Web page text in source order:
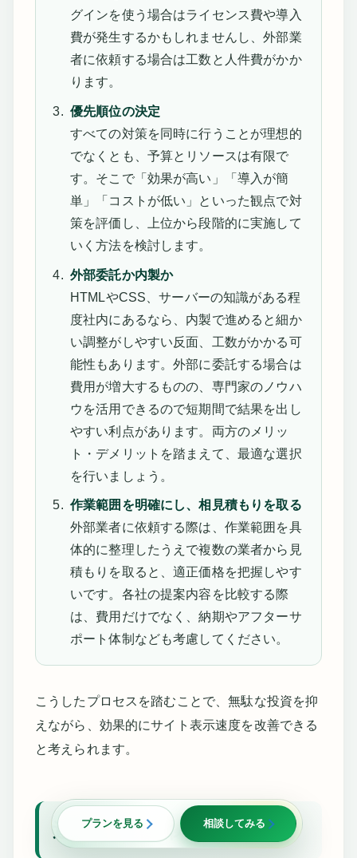
グインを使う場合はライセンス費や導入
費が発生するかもしれませんし、外部業
者に依頼する場合は工数と人件費がかか
ります。
優先順位の決定
すべての対策を同時に行うことが理想的
でなくとも、予算とリソースは有限で
す。そこで「効果が高い」「導入が簡
単」「コストが低い」といった観点で対
策を評価し、上位から段階的に実施して
いく方法を検討します。
外部委託か内製か
HTMLやCSS、サーバーの知識がある程
度社内にあるなら、内製で進めると細か
い調整がしやすい反面、工数がかかる可
能性もあります。外部に委託する場合は
費用が増大するものの、専門家のノウハ
ウを活用できるので短期間で結果を出し
やすい利点があります。両方のメリッ
ト・デメリットを踏まえて、最適な選択
を行いましょう。
作業範囲を明確にし、相見積もりを取る
外部業者に依頼する際は、作業範囲を具
体的に整理したうえで複数の業者から見
積もりを取ると、適正価格を把握しやす
いです。各社の提案内容を比較する際
は、費用だけでなく、納期やアフターサ
ポート体制なども考慮してください。
こうしたプロセスを踏むことで、無駄な投資を抑
えながら、効果的にサイト表示速度を改善できる
と考えられます。
運用・保守に関する注意点
プランを見る 相談してみる